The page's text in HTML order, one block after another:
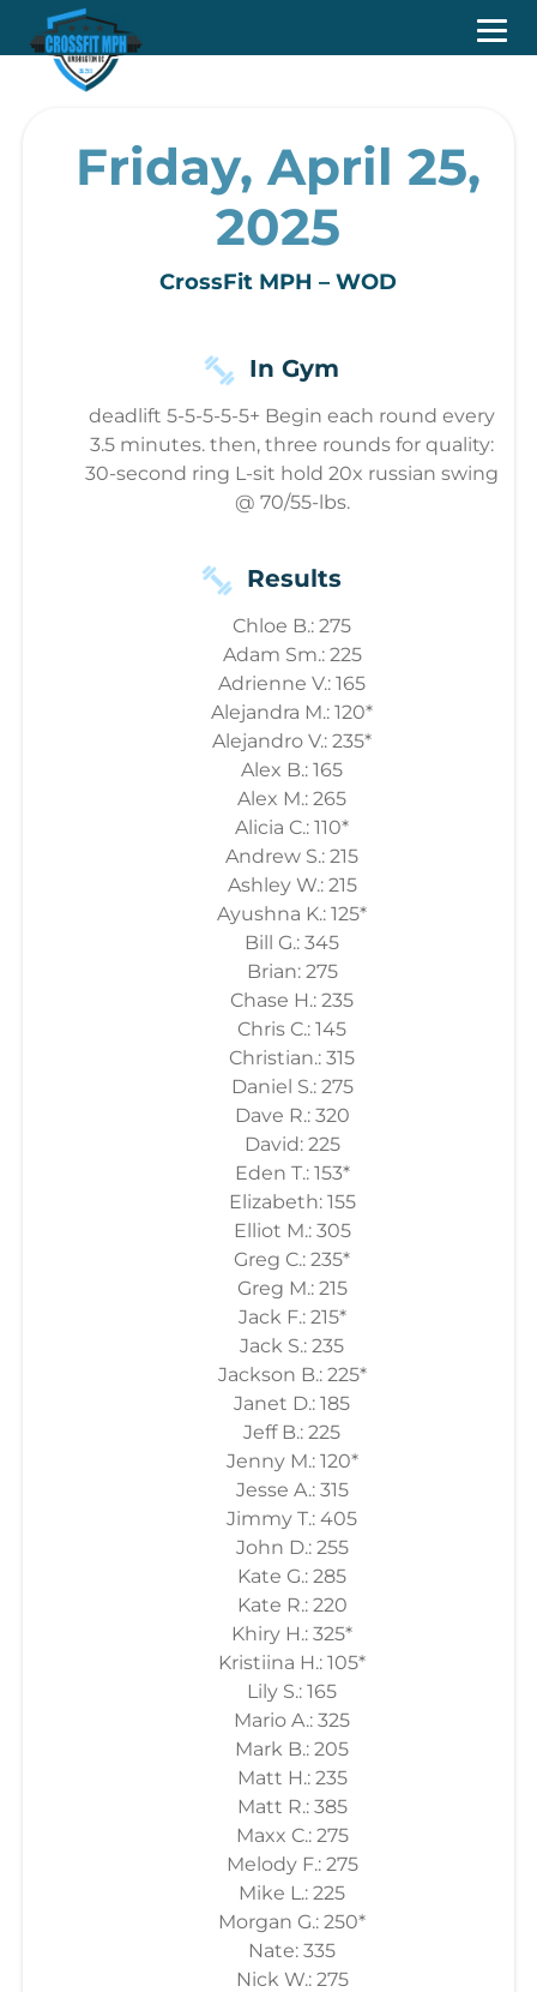
Friday, April 25,
2025
CrossFit MPH – WOD
In Gym
deadlift 5-5-5-5-5+ Begin each round every
3.5 minutes. then, three rounds for quality:
30-second ring L-sit hold 20x russian swing
@ 70/55-lbs.
Results
Chloe B.: 275
Adam Sm.: 225
Adrienne V.: 165
Alejandra M.: 120*
Alejandro V.: 235*
Alex B.: 165
Alex M.: 265
Alicia C.: 110*
Andrew S.: 215
Ashley W.: 215
Ayushna K.: 125*
Bill G.: 345
Brian: 275
Chase H.: 235
Chris C.: 145
Christian.: 315
Daniel S.: 275
Dave R.: 320
David: 225
Eden T.: 153*
Elizabeth: 155
Elliot M.: 305
Greg C.: 235*
Greg M.: 215
Jack F.: 215*
Jack S.: 235
Jackson B.: 225*
Janet D.: 185
Jeff B.: 225
Jenny M.: 120*
Jesse A.: 315
Jimmy T.: 405
John D.: 255
Kate G.: 285
Kate R.: 220
Khiry H.: 325*
Kristiina H.: 105*
Lily S.: 165
Mario A.: 325
Mark B.: 205
Matt H.: 235
Matt R.: 385
Maxx C.: 275
Melody F.: 275
Mike L.: 225
Morgan G.: 250*
Nate: 335
Nick W.: 275